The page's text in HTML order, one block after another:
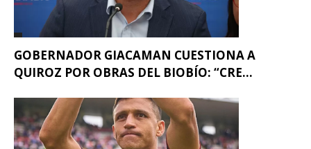
GOBERNADOR GIACAMAN CUESTIONA A
QUIROZ POR OBRAS DEL BIOBÍO: “CRE...